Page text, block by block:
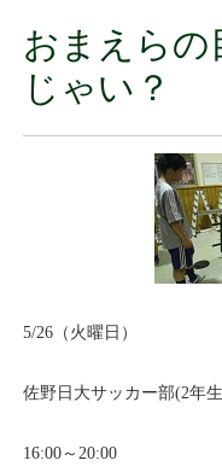
おまえらの
じゃい？
5/26（火曜日）
佐野日大サッカー部(2年
16:00～20:00